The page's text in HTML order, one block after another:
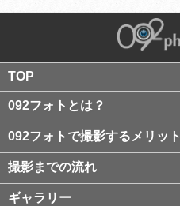
TOP
092フォトとは？
092フォトで撮影するメリット
撮影までの流れ
ギャラリー